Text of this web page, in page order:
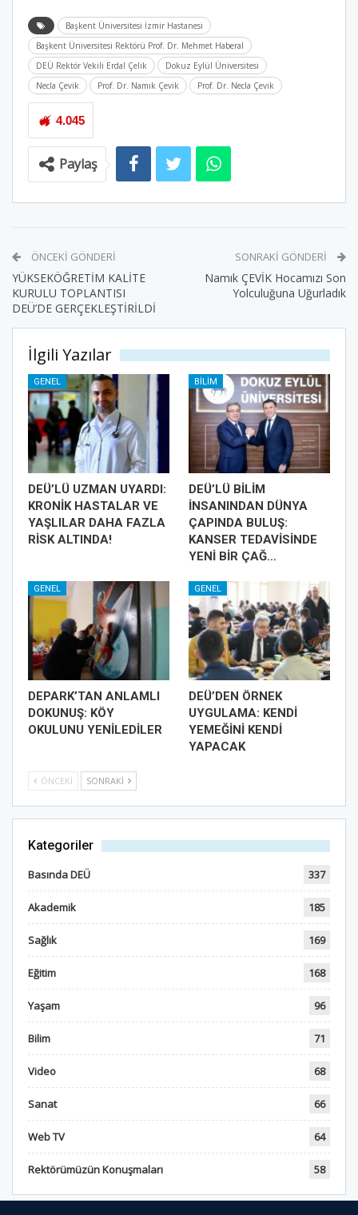
Başkent Üniversitesi İzmir Hastanesi
Başkent Üniversitesi Rektörü Prof. Dr. Mehmet Haberal
DEÜ Rektör Vekili Erdal Çelik
Dokuz Eylül Üniversitesi
Necla Çevik
Prof. Dr. Namık Çevik Prof. Dr. Necla Çevik
4.045
Paylaş
ÖNCEKI GÖNDERI
YÜKSEKÖĞRETİM KALİTE
KURULU TOPLANTISI
DEÜ’DE GERÇEKLEŞTİRİLDİ
SONRAKI GÖNDERI
Namık ÇEVİK Hocamızı Son
Yolculuğuna Uğurladık
İlgili Yazılar
GENEL
DEÜ’LÜ UZMAN UYARDI:
KRONİK HASTALAR VE
YAŞLILAR DAHA FAZLA
RİSK ALTINDA!
BILIM
DEÜ’LÜ BİLİM
İNSANINDAN DÜNYA
ÇAPINDA BULUŞ:
KANSER TEDAVİSİNDE
YENİ BİR ÇAĞ…
GENEL
DEPARK’TAN ANLAMLI
DOKUNUŞ: KÖY
OKULUNU YENİLEDİLER
GENEL
DEÜ’DEN ÖRNEK
UYGULAMA: KENDİ
YEMEĞİNİ KENDİ
YAPACAK
ÖNCEKI SONRAKI
Kategoriler
Basında DEÜ 337
Akademik 185
Sağlık 169
Eğitim 168
Yaşam 96
Bilim 71
Video 68
Sanat 66
Web TV 64
Rektörümüzün Konuşmaları 58